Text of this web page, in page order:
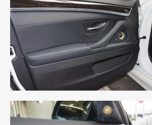
2011年6月(12)
(6)
2011年4月(9)
2011年3月 (10)
2011年1月(13)